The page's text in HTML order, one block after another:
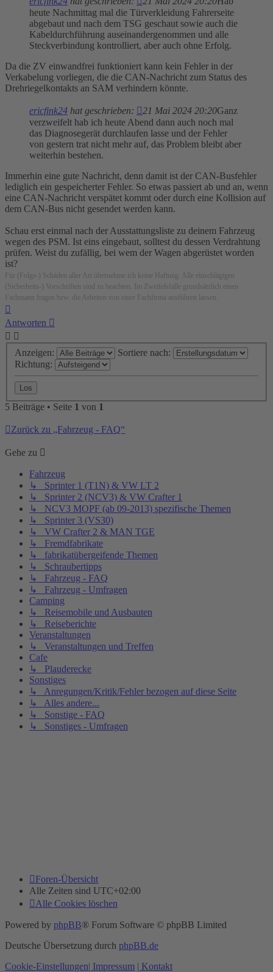
heute Nachmittag mal die Türverkleidung Fahrerseite
abgebaut und nach dem TSG geschaut sowie auch die
Kabeldurchführung auseinandergenommen und alle
Steckverbindung kontrolliert, aber auch ohne Erfolg.
Da die ZV einwandfrei funktioniert kann kein Fehler in der
Verkabelung vorliegen, die die CAN-Nachricht zum Status des
Drehriegelkontakts an SAM verhindern könnte.
ericfink24 hat geschrieben: 21 Mai 2024 20:20Ganz
verzweifelt hab ich heute Abend dann auch noch mal
das Diagnosegerät durchlaufen lasse und der Fehler
von gestern trat nicht mehr auf, das Problem bleibt aber
weiterhin bestehen.
Immerhin eine gute Nachricht, denn damit ist der CAN-Busfehler
lediglich ein gespeicherter Fehler. So etwas passiert ab und an, wenn
eine CAN-Nachricht verspätet kommt oder durch eine Kollision auf
dem CAN-Bus nicht gesendet werden kann.
Schau erst einmal nach der Ausstattungsliste zu deinem Fahrzeug
wegen des PSM. Ist eins eingebaut, solltest du dessen Verdrahtung
prüfen. Weist du zufällig, bei wem der Wagen abgerüstet worden
ist?
Für (Folge-) Schäden aller Art übernehme ich keine Haftung. Alle einschlägigen
(Sicherheits-) Vorschriften sind zu beachten. Im Zweifelsfalle grundsätzlich einen
Fachmann fragen bzw. die Arbeiten von einer Fachfirma ausführen lassen.
Antworten
Anzeigen:
Sortiere nach:
Richtung:
5 Beiträge • Seite 1 von 1
Zurück zu „Fahrzeug - FAQ“
Gehe zu
Fahrzeug
↳ Sprinter 1 (T1N) & VW LT 2
↳ Sprinter 2 (NCV3) & VW Crafter 1
↳ NCV3 MOPF (ab 09-2013) spezifische Themen
↳ Sprinter 3 (VS30)
↳ VW Crafter 2 & MAN TGE
↳ Fremdfabrikate
↳ fabrikatübergeifende Themen
↳ Schraubertipps
↳ Fahrzeug - FAQ
↳ Fahrzeug - Umfragen
Camping
↳ Reisemobile und Ausbauten
↳ Reiseberichte
Veranstaltungen
↳ Veranstaltungen und Treffen
Cafe
↳ Plauderecke
Sonstiges
↳ Anregungen/Kritik/Fehler bezogen auf diese Seite
↳ Alles andere...
↳ Sonstige - FAQ
↳ Sonstiges - Umfragen
Foren-Übersicht
Alle Zeiten sind UTC+02:00
Alle Cookies löschen
Powered by phpBB® Forum Software © phpBB Limited
Deutsche Übersetzung durch phpBB.de
Cookie-Einstellungen| Impressum | Kontakt